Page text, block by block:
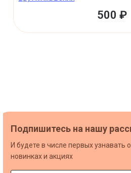
500 ₽
Подпишитесь на нашу
И будете в числе первых узнавать о
новинках и акциях